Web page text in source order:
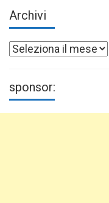
Archivi
Archivi
sponsor: